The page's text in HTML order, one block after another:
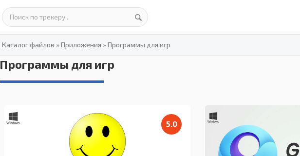
Каталог файлов »Приложения »Программы для игр
Программы для игр
5.0